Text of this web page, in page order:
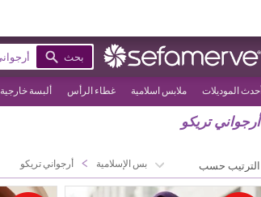
بحث
أحدث الموديلات ملابس اسلامية غطاء الرأس ألبسة خارجية
أرجواني تريكو
الصفحة الرئيسية الملابس الإسلامية > أرجواني تريكو